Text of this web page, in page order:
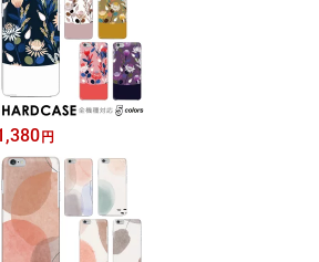
円